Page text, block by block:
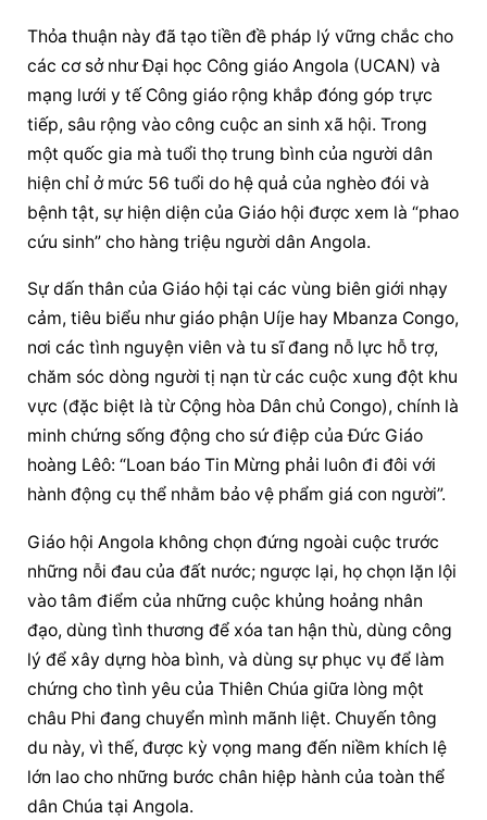
Thỏa thuận này đã tạo tiền đề pháp lý vững chắc cho
các cơ sở như Đại học Công giáo Angola (UCAN) và
mạng lưới y tế Công giáo rộng khắp đóng góp trực
tiếp, sâu rộng vào công cuộc an sinh xã hội. Trong
một quốc gia mà tuổi thọ trung bình của người dân
hiện chỉ ở mức 56 tuổi do hệ quả của nghèo đói và
bệnh tật, sự hiện diện của Giáo hội được xem là “phao
cứu sinh” cho hàng triệu người dân Angola.
Sự dấn thân của Giáo hội tại các vùng biên giới nhạy
cảm, tiêu biểu như giáo phận Uíje hay Mbanza Congo,
nơi các tình nguyện viên và tu sĩ đang nỗ lực hỗ trợ,
chăm sóc dòng người tị nạn từ các cuộc xung đột khu
vực (đặc biệt là từ Cộng hòa Dân chủ Congo), chính là
minh chứng sống động cho sứ điệp của Đức Giáo
hoàng Lêô: “Loan báo Tin Mừng phải luôn đi đôi với
hành động cụ thể nhằm bảo vệ phẩm giá con người”.
Giáo hội Angola không chọn đứng ngoài cuộc trước
những nỗi đau của đất nước; ngược lại, họ chọn lặn lội
vào tâm điểm của những cuộc khủng hoảng nhân
đạo, dùng tình thương để xóa tan hận thù, dùng công
lý để xây dựng hòa bình, và dùng sự phục vụ để làm
chứng cho tình yêu của Thiên Chúa giữa lòng một
châu Phi đang chuyển mình mãnh liệt. Chuyến tông
du này, vì thế, được kỳ vọng mang đến niềm khích lệ
lớn lao cho những bước chân hiệp hành của toàn thể
dân Chúa tại Angola.